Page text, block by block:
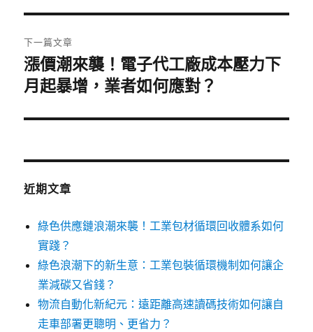
覽
文
章:
下一篇文章
下
一
文
漲價潮來襲！電子代工廠成本壓力下
月起暴增，業者如何應對？
近期文章
綠色供應鏈浪潮來襲！工業包材循環回收體系如何
實踐？
綠色浪潮下的新生意：工業包裝循環機制如何讓企
業減碳又省錢？
物流自動化新紀元：遠距離高速讀碼技術如何讓自
走車部署更聰明、更省力？